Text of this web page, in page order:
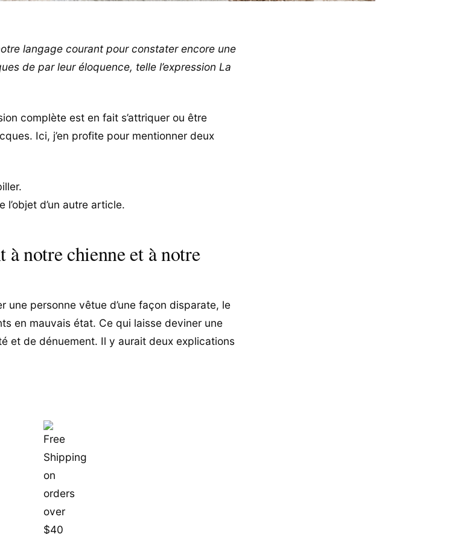
langage courant pour constater encore une
de par leur éloquence, telle l’expression La
complète est en fait s’attriquer ou être
Ici, j’en profite pour mentionner deux
d’un autre article.
à notre chienne et à notre
une personne vêtue d’une façon disparate, le
en mauvais état. Ce qui laisse deviner une
et de dénuement. Il y aurait deux explications